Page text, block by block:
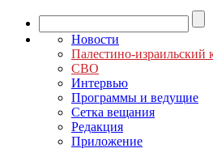
Новости
Палестино-израильский
СВО
Интервью
Программы и ведущие
Сетка вещания
Редакция
Приложение